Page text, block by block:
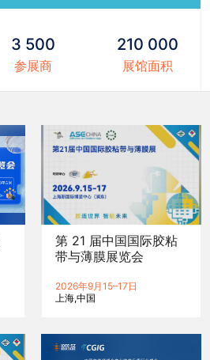
3 500
参展商
210 000
展馆面积
第 21 届中国国际胶粘
带与薄膜展览会
2026年9月15–17日
上海 中国